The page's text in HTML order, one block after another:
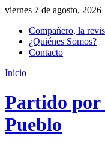
viernes 7 de agosto, 2026
Compañero, la
¿Quiénes Somos?
Contacto
Inicio
Partido
Pueblo